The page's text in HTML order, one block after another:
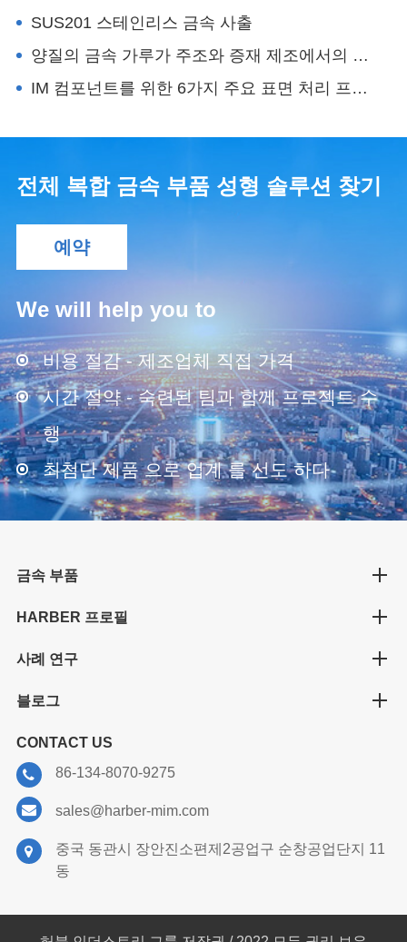
SUS201 스테인리스 금속 사출
양질의 금속 가루가 주조와 증재 제조에서의 응용
IM 컴포넌트를 위한 6가지 주요 표면 처리 프로세스
전체 복합 금속 부품 성형 솔루션 찾기
예약
We will help you to
비용 절감 - 제조업체 직접 가격
시간 절약 - 숙련된 팀과 함께 프로젝트 수
행
최첨단 제품 으로 업계 를 선도 하다
금속 부품
HARBER 프로필
사례 연구
블로그
CONTACT US
86-134-8070-9275
sales@harber-mim.com
중국 동관시 장안진소편제2공업구 순창공업단지 11
동